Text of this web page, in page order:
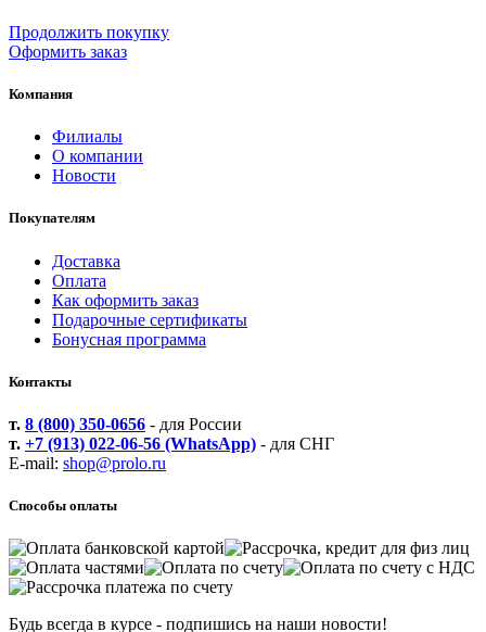
Продолжить покупку
Оформить заказ
Компания
Филиалы
О компании
Новости
Покупателям
Доставка
Оплата
Как оформить заказ
Подарочные сертификаты
Бонусная программа
Контакты
т. 8 (800) 350-0656 - для России
т. +7 (913) 022-06-56 (WhatsApp) - для СНГ
E-mail: shop@prolo.ru
Способы оплаты
Будь всегда в курсе - подпишись на наши новости!